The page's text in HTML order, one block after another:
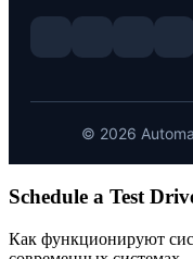
© 2026
Schedule a Test
Как функционируют